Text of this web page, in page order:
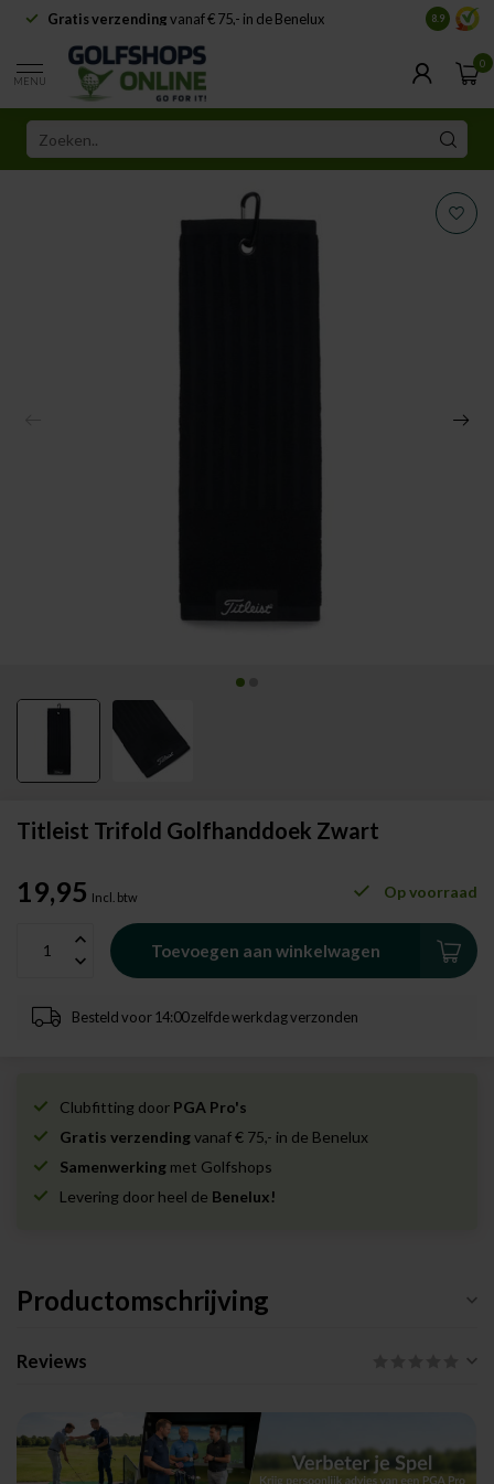
Gratis verzendingvanaf € 75,- in de Benelux 8.9
MENU
0
Titleist Trifold Golfhanddoek Zwart
19,95 Incl. btw Op voorraad
Toevoegen aan winkelwagen
Besteld voor 14:00 zelfde werkdag verzonden
Clubfitting door PGA Pro's
Gratis verzendingvanaf € 75,- in de Benelux
Samenwerking met Golfshops
Levering door heel de Benelux!
Productomschrijving
Reviews